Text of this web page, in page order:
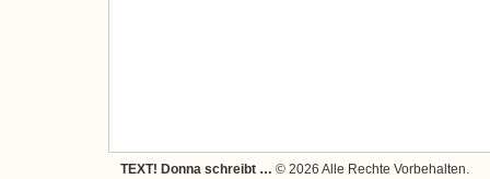
TEXT! Donna schreibt … © 2026 Alle Rechte Vorbehalten.